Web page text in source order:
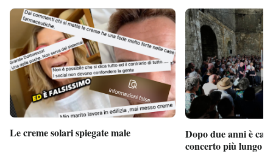
Le creme solari spiegate male
Dopo due anni è
concerto più lungo